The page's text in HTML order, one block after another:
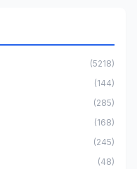
(5218)
(144)
(285)
(168)
(245)
(48)